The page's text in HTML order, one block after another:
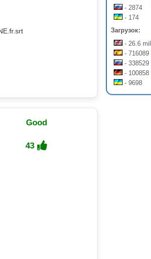
Good
43
- 2874
- 174
Загрузок:
- 26.6 mil
- 716089
- 338529
- 100858
- 9698